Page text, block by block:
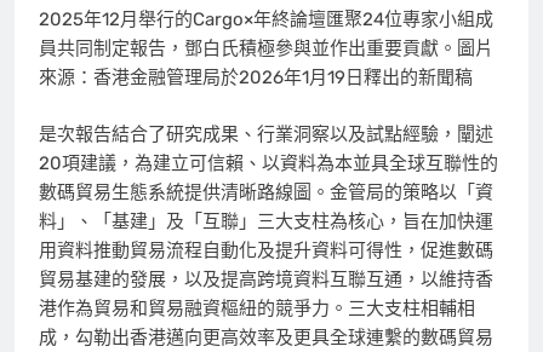
2025年12月舉行的Cargo×年終論壇匯聚24位專家小組成
員共同制定報告，鄧白氏積極參與並作出重要貢獻。圖片
來源：香港金融管理局於2026年1月19日釋出的新聞稿
是次報告結合了研究成果、行業洞察以及試點經驗，闡述
20項建議，為建立可信賴、以資料為本並具全球互聯性的
數碼貿易生態系統提供清晰路線圖。金管局的策略以「資
料」、「基建」及「互聯」三大支柱為核心，旨在加快運
用資料推動貿易流程自動化及提升資料可得性，促進數碼
貿易基建的發展，以及提高跨境資料互聯互通，以維持香
港作為貿易和貿易融資樞紐的競爭力。三大支柱相輔相
成，勾勒出香港邁向更高效率及更具全球連繫的數碼貿易